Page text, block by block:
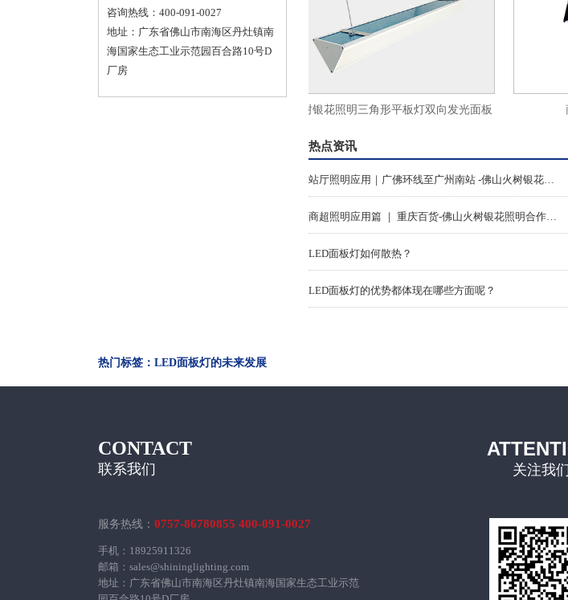
咨询热线：400-091-0027
地址：广东省佛山市南海区丹灶镇南
海国家生态工业示范园百合路10号D
厂房
火树银花照明三角形平板灯双向发光面板
灯LED办公吊线灯ds33
商
热点资讯
站厅照明应用｜广佛环线至广州南站 -佛山火树银花照明
商超照明应用篇 ｜ 重庆百货-佛山火树银花照明合作历程
LED面板灯如何散热？
LED面板灯的优势都体现在哪些方面呢？
热门标签：LED面板灯的未来发展
CONTACT
联系我们
服务热线： 0757-86780855 400-091-0027
手机：18925911326
邮箱：sales@shininglighting.com
地址：广东省佛山市南海区丹灶镇南海国家生态工业示范
关注我们